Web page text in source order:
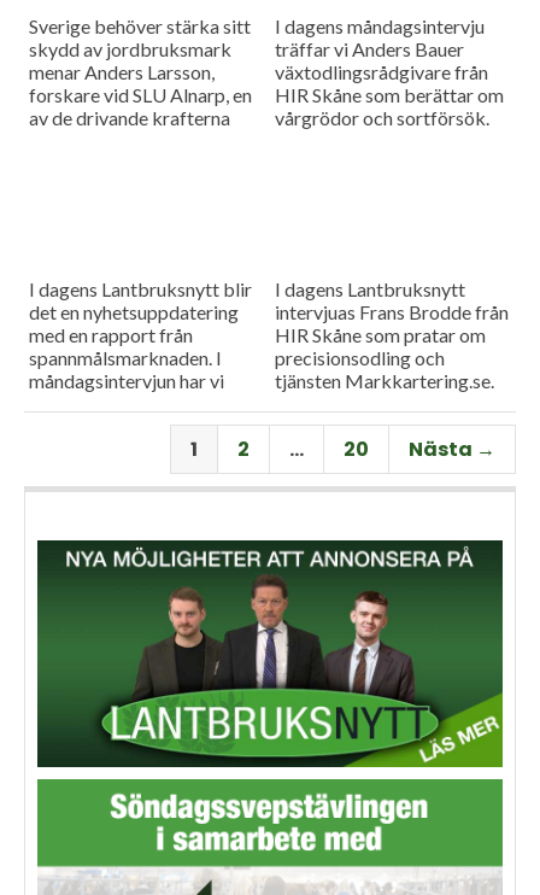
Sverige behöver stärka sitt
skydd av jordbruksmark
menar Anders Larsson,
forskare vid SLU Alnarp, en
av de drivande krafterna
I dagens måndagsintervju
träffar vi Anders Bauer
växtodlingsrådgivare från
HIR Skåne som berättar om
vårgrödor och sortförsök.
I dagens Lantbruksnytt blir
det en nyhetsuppdatering
med en rapport från
spannmålsmarknaden. I
måndagsintervjun har vi
Per Larsson som idag har
rollen som senior advisor på
I dagens Lantbruksnytt
intervjuas Frans Brodde från
HIR Skåne som pratar om
precisionsodling och
tjänsten Markkartering.se.
nyhetsuppdatering med en
rapport från
spannmålsmarknaden.
1 2 … 20 Nästa →